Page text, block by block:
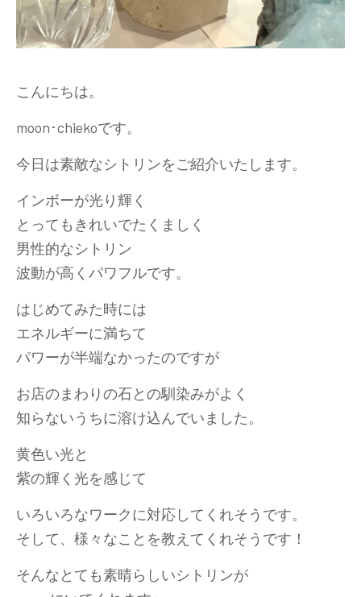
こんにちは。
moon･chiekoです。
今日は素敵なシトリンをご紹介いたします。
インボーが光り輝く
とってもきれいでたくましく
男性的なシトリン
波動が高くパワフルです。
はじめてみた時には
エネルギーに満ちて
パワーが半端なかったのですが
お店のまわりの石との馴染みがよく
知らないうちに溶け込んでいました。
黄色い光と
紫の輝く光を感じて
いろいろなワークに対応してくれそうです。
そして、様々なことを教えてくれそうです！
そんなとても素晴らしいシトリンが